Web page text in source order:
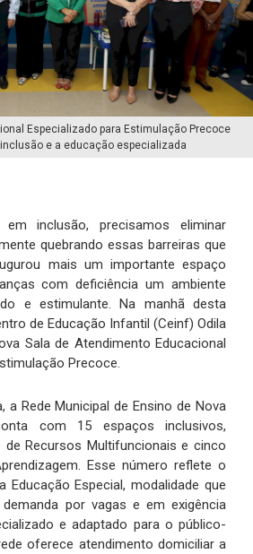
Especializado para Estimulação Precoce
e a educação especializada
em inclusão, precisamos eliminar
quebrando essas barreiras que
mais um importante espaço
com deficiência um ambiente
e estimulante. Na manhã desta
de Educação Infantil (Ceinf) Odila
Sala de Atendimento Educacional
Precoce.
a Rede Municipal de Ensino de Nova
com 15 espaços inclusivos,
de Recursos Multifuncionais e cinco
Esse número reflete o
Especial, modalidade que
por vagas e em exigência
e adaptado para o público-
oferece atendimento domiciliar a